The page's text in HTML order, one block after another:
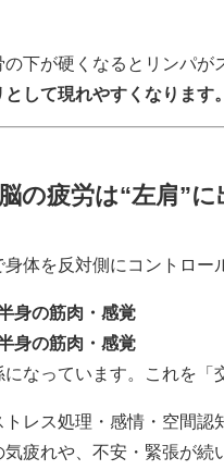
の下が硬くなるとリンパが
して現れやすくなります。
の疲労は“左肩”に
身体を反対側にコントロー
身の筋肉・感覚
身の筋肉・感覚
になっています。これを「
レス処理・感情・空間認
気疲れや、不安・緊張が続